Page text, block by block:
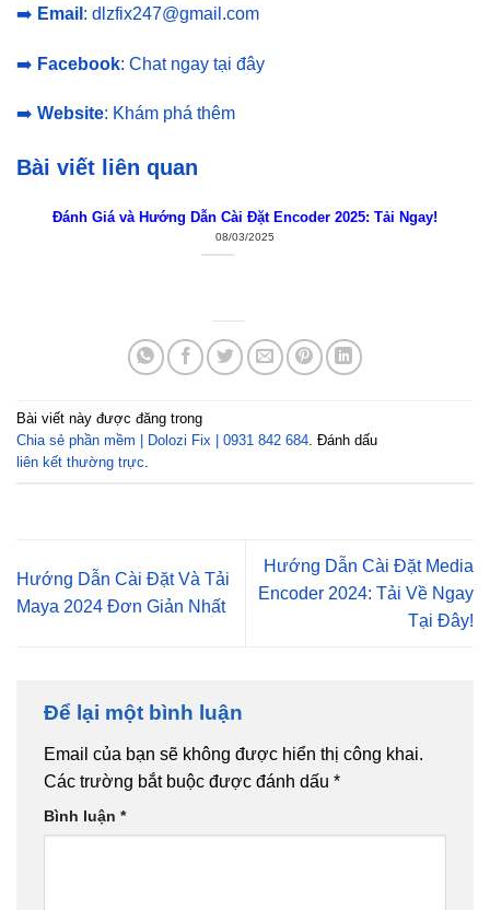
➡️ Email : dlzfix247@gmail.com
➡️ Facebook: Chat ngay tại đây
➡️ Website: Khám phá thêm
Bài viết liên quan
Đánh Giá và Hướng Dẫn Cài Đặt Encoder 2025: Tải Ngay!
08/03/2025
Bài viết này được đăng trong
Chia sẻ phần mềm | Dolozi Fix | 0931 842 684 . Đánh dấu
liên kết thường trực
Hướng Dẫn Cài Đặt Và Tải
Maya 2024 Đơn Giản Nhất
Hướng Dẫn Cài Đặt Media
Encoder 2024: Tải Về Ngay
Tại Đây!
Để lại một bình luận
Email của bạn sẽ không được hiển thị công khai.
Các trường bắt buộc được đánh dấu *
Bình luận *